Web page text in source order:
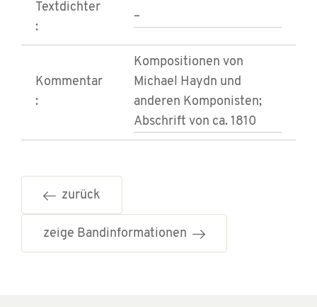
Textdichter
:
–
Kommentar
:
Kompositionen von
Michael Haydn und
anderen Komponisten;
Abschrift von ca. 1810
zurück
zeige Bandinformationen